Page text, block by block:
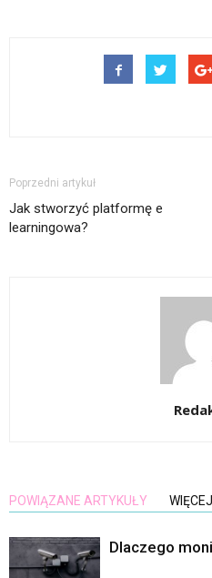
Poprzedni artykuł
Jak stworzyć platformę e
learningowa?
POWIĄZANE ARTYKUŁY
Dlaczego